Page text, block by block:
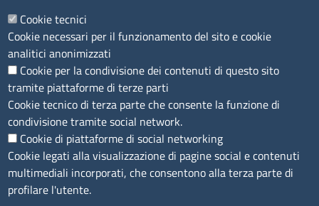
Seguici su
Sito web
Accesso riservato
Mappa del sito
Menù privacy
Cookie Note legali
Privacy
Dichiarazione di Accessibilità
Cookie tecnici
Cookie necessari per il funzionamento del sito e cookie
analitici anonimizzati
Cookie per la condivisione dei contenuti di questo sito
tramite piattaforme di terze parti
Cookie tecnico di terza parte che consente la funzione di
condivisione tramite social network.
Cookie di piattaforme di social networking
Cookie legati alla visualizzazione di pagine social e contenuti
multimediali incorporati, che consentono alla terza parte di
profilare l'utente.